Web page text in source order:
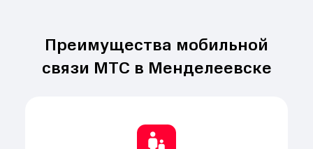
Преимущества мобильной
связи МТС в Менделеевске